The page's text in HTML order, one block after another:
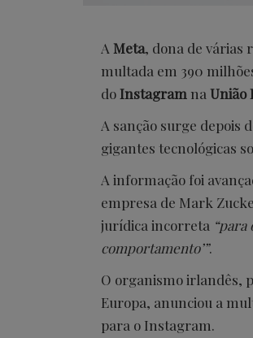
A Meta, dona de várias
multada em 390
doInstagram na União
A sanção surge depois
gigantes tecnológicas
A informação foi
empresa de Mark
jurídica incorreta
comportamento’”.
O organismo irlandês,
Europa, anunciou a
para o Instagram.